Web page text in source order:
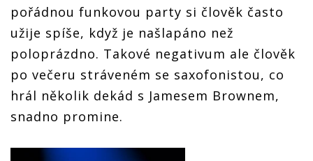
pořádnou funkovou party si člověk často
užije spíše, když je našlapáno než
poloprázdno. Takové negativum ale člověk
po večeru stráveném se saxofonistou, co
hrál několik dekád s Jamesem Brownem,
snadno promine.